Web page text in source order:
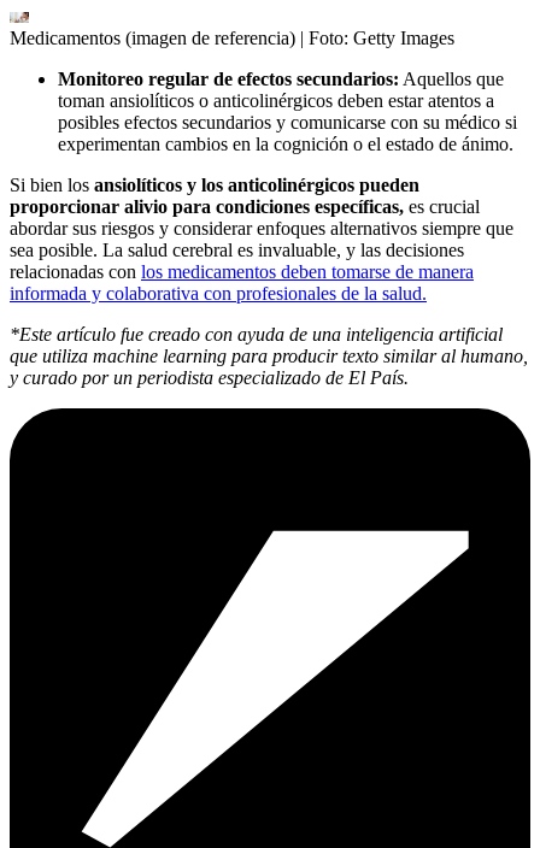
Medicamentos (imagen de referencia) | Foto: Getty Images
Monitoreo regular de efectos secundarios: Aquellos que
toman ansiolíticos o anticolinérgicos deben estar atentos a
posibles efectos secundarios y comunicarse con su médico si
experimentan cambios en la cognición o el estado de ánimo.
Si bien los ansiolíticos y los anticolinérgicos pueden
proporcionar alivio para condiciones específicas, es crucial
abordar sus riesgos y considerar enfoques alternativos siempre que
sea posible. La salud cerebral es invaluable, y las decisiones
relacionadas con los medicamentos deben tomarse de manera
informada y colaborativa con profesionales de la salud.
*Este artículo fue creado con ayuda de una inteligencia artificial
que utiliza machine learning para producir texto similar al humano,
y curado por un periodista especializado de El País.